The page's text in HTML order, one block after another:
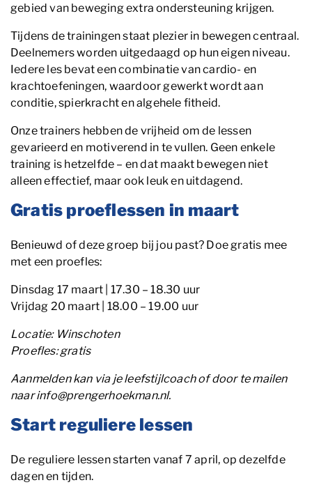
gebied van beweging extra ondersteuning krijgen.
Tijdens de trainingen staat plezier in bewegen centraal.
Deelnemers worden uitgedaagd op hun eigen niveau.
Iedere les bevat een combinatie van cardio- en
krachtoefeningen, waardoor gewerkt wordt aan
conditie, spierkracht en algehele fitheid.
Onze trainers hebben de vrijheid om de lessen
gevarieerd en motiverend in te vullen. Geen enkele
training is hetzelfde – en dat maakt bewegen niet
alleen effectief, maar ook leuk en uitdagend.
Gratis proeflessen in maart
Benieuwd of deze groep bij jou past? Doe gratis mee
met een proefles:
Dinsdag 17 maart | 17.30 – 18.30 uur
Vrijdag 20 maart | 18.00 – 19.00 uur
Locatie: Winschoten
Proefles: gratis
Aanmelden kan via je leefstijlcoach of door te mailen
naar info@prengerhoekman.nl.
Start reguliere lessen
De reguliere lessen starten vanaf 7 april, op dezelfde
dagen en tijden.